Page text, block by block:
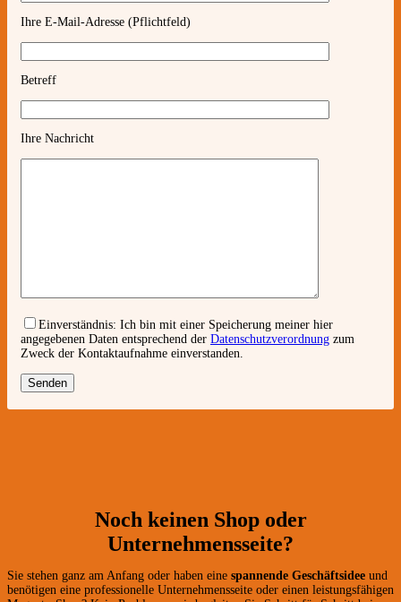
Ihre E-Mail-Adresse (Pflichtfeld)
Betreff
Ihre Nachricht
Einverständnis: Ich bin mit einer Speicherung meiner hier
angegebenen Daten entsprechend der Datenschutzverordnung zum
Zweck der Kontaktaufnahme einverstanden.
Noch keinen Shop oder
Unternehmensseite?
Sie stehen ganz am Anfang oder haben eine spannende Geschäftsidee und
benötigen eine professionelle Unternehmensseite oder einen leistungsfähigen